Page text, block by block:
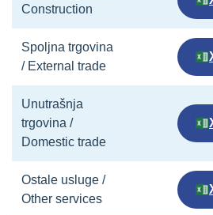
Construction
Spoljna trgovina
/ External trade
Unutrašnja
trgovina /
Domestic trade
Ostale usluge /
Other services